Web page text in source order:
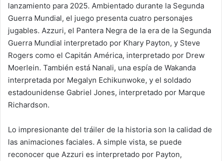
lanzamiento para 2025. Ambientado durante la Segunda
Guerra Mundial, el juego presenta cuatro personajes
jugables. Azzuri, el Pantera Negra de la era de la Segunda
Guerra Mundial interpretado por Khary Payton, y Steve
Rogers como el Capitán América, interpretado por Drew
Moerlein. También está Nanali, una espía de Wakanda
interpretada por Megalyn Echikunwoke, y el soldado
estadounidense Gabriel Jones, interpretado por Marque
Richardson.
Lo impresionante del tráiler de la historia son la calidad de
las animaciones faciales. A simple vista, se puede
reconocer que Azzuri es interpretado por Payton,